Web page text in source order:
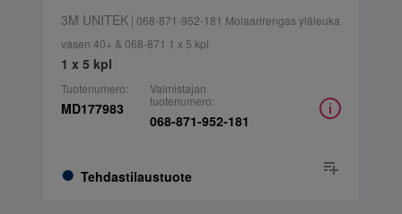
3M UNITEK| 068-871-952-181 Molaarirengas yläleuka
vasen 40+ & 068-871 1 x 5 kpl
1 x 5 kpl
Tuotenumero:
MD177983
Tehdastilaustuote
Valmistajan
tuotenumero:
068-871-952-181